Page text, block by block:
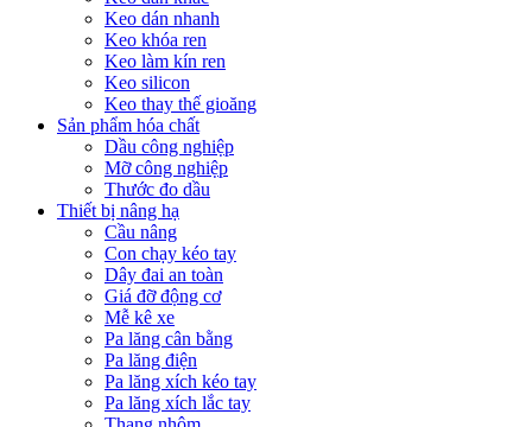
Keo dán nhanh
Keo khóa ren
Keo làm kín ren
Keo silicon
Keo thay thế gioăng
Sản phẩm hóa chất
Dầu công nghiệp
Mỡ công nghiệp
Thước đo dầu
Thiết bị nâng hạ
Cầu nâng
Con chạy kéo tay
Dây đai an toàn
Giá đỡ động cơ
Mễ kê xe
Pa lăng cân bằng
Pa lăng điện
Pa lăng xích kéo tay
Pa lăng xích lắc tay